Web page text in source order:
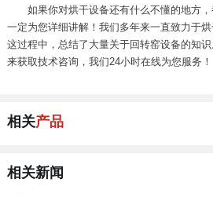
如果你对烘干设备还有什么不懂的地方
一定为您详细讲解！我们多年来一直致力于
这过程中，总结了大量关于回转窑设备的知
来获取技术咨询，我们24小时在线为您服务！
相关产品
相关新闻